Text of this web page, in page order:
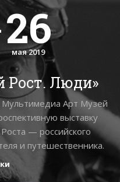
26
мая 2019
Рост. Люди»
Арт Музей
выставку
— российского
и путешественника.